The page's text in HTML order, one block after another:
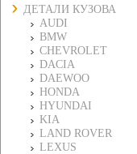
ДЕТАЛИ КУЗОВА
AUDI
BMW
CHEVROLET
DACIA
DAEWOO
HONDA
HYUNDAI
KIA
LAND ROVER
LEXUS